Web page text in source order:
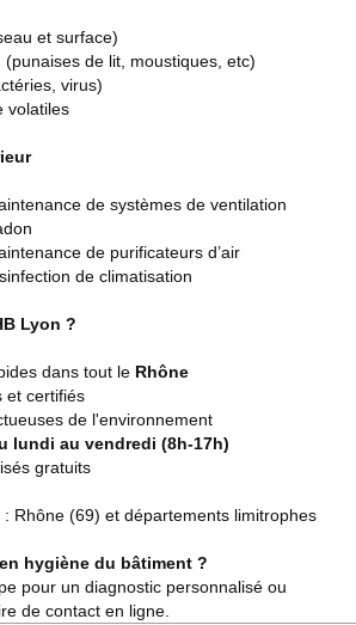
et surface)
(punaises de lit, moustiques, etc)
virus)
volatiles
de systèmes de ventilation
de purificateurs d’air
de climatisation
Lyon ?
dans tout le Rhône
et certifiés
de l'environnement
lundi au vendredi (8h-17h)
gratuits
: Rhône (69) et départements limitrophes
hygiène du bâtiment ?
pour un diagnostic personnalisé ou
de contact en ligne.